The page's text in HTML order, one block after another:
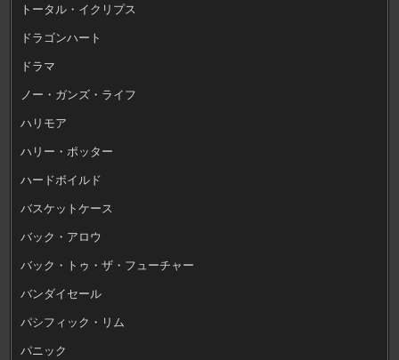
トータル・イクリプス
ドラゴンハート
ドラマ
ノー・ガンズ・ライフ
ハリモア
ハリー・ポッター
ハードボイルド
バスケットケース
バック・アロウ
バック・トゥ・ザ・フューチャー
バンダイセール
パシフィック・リム
パニック